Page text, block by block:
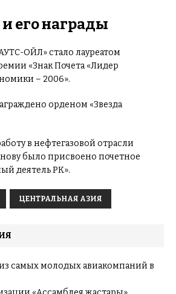
его награды
ОЙЛ» стало лауреатом
«Знак Почета «Лидер
– 2006».
орденом «Звезда
в нефтегазовой отрасли
было присвоено почетное
деятель РК».
ЦЕНТРАЛЬНАЯ АЗИЯ
самых молодых авиакомпаний в